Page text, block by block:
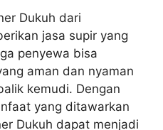
Dukuh dari
jasa supir yang
penyewa bisa
aman dan nyaman
kemudi. Dengan
yang ditawarkan
Dukuh dapat menjadi